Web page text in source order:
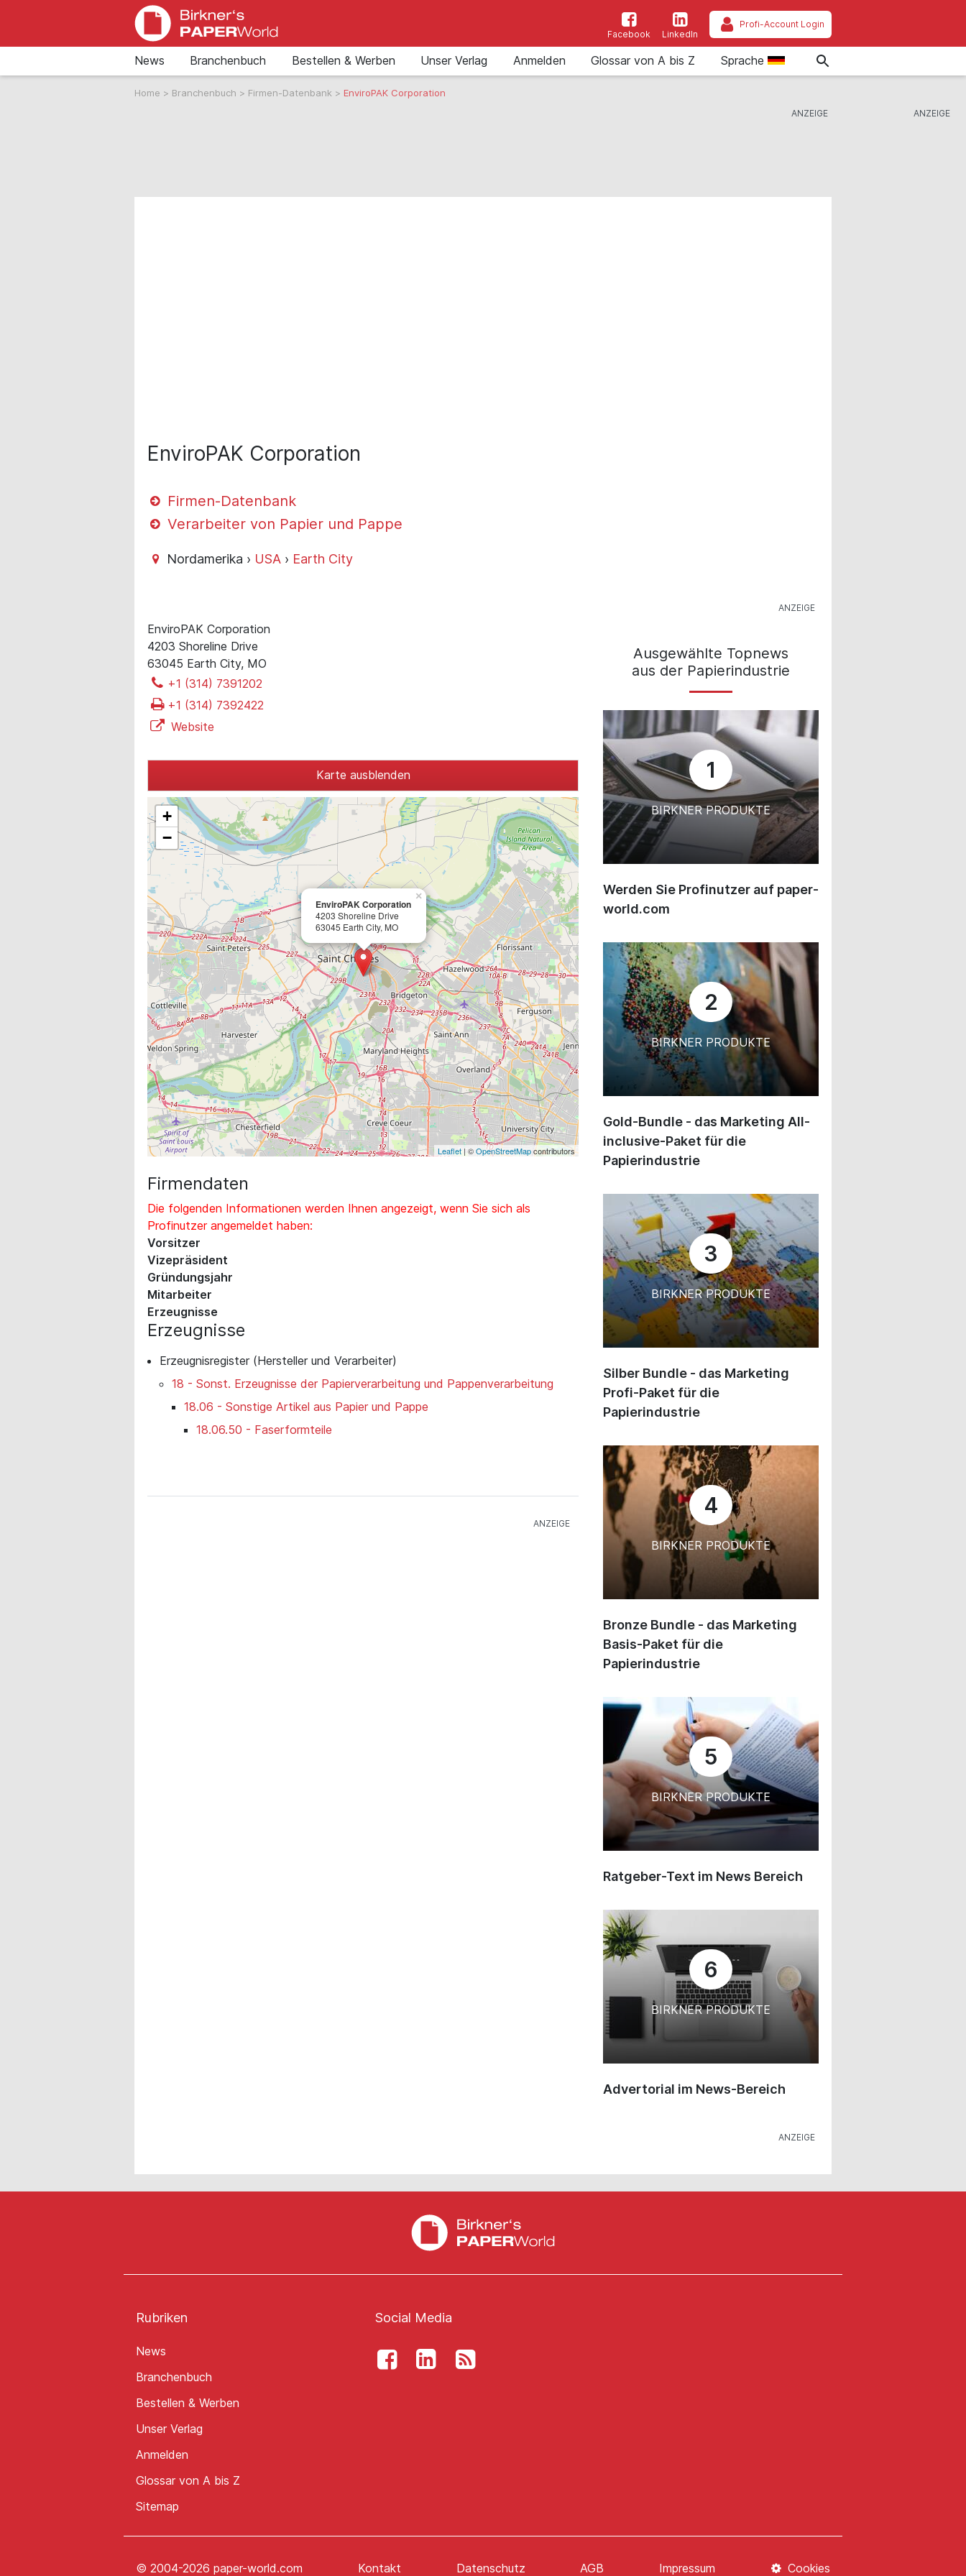
Facebook LinkedIn
Profi-Account Login
News Branchenbuch Bestellen & Werben Unser Verlag Anmelden Glossar von A bis Z Sprache
Home > Branchenbuch > Firmen-Datenbank > EnviroPAK Corporation
EnviroPAK Corporation
Firmen-Datenbank
Verarbeiter von Papier und Pappe
Nordamerika › USA › Earth City
EnviroPAK Corporation
4203 Shoreline Drive
63045 Earth City, MO
+1 (314) 7391202
+1 (314) 7392422
Website
Karte ausblenden
EnviroPAK Corporation
4203 Shoreline Drive
63045 Earth City, MO
×
+
−
Leaflet | ©OpenStreetMapcontributors
Firmendaten
Die folgenden Informationen werden Ihnen angezeigt, wenn Sie sich als
Profinutzer angemeldet haben:
Vorsitzer
Vizepräsident
Gründungsjahr
Mitarbeiter
Erzeugnisse
Erzeugnisse
Erzeugnisregister (Hersteller und Verarbeiter)
18 - Sonst. Erzeugnisse der Papierverarbeitung und Pappenverarbeitung
18.06 - Sonstige Artikel aus Papier und Pappe
18.06.50 - Faserformteile
Ausgewählte Topnews
aus der Papierindustrie
1
BIRKNER PRODUKTE
Werden Sie Profinutzer auf paper-
world.com
2
BIRKNER PRODUKTE
Gold-Bundle - das Marketing All-
inclusive-Paket für die
Papierindustrie
3
BIRKNER PRODUKTE
Silber Bundle - das Marketing
Profi-Paket für die
Papierindustrie
4
BIRKNER PRODUKTE
Bronze Bundle - das Marketing
Basis-Paket für die
Papierindustrie
5
BIRKNER PRODUKTE
Ratgeber-Text im News Bereich
6
BIRKNER PRODUKTE
Advertorial im News-Bereich
Rubriken
News
Branchenbuch
Bestellen & Werben
Unser Verlag
Anmelden
Glossar von A bis Z
Sitemap
Social Media
© 2004-2026 paper-world.com Kontakt Datenschutz AGB Impressum Cookies